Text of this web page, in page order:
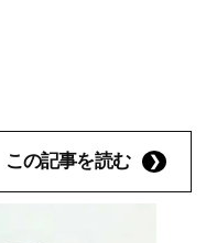
この記事を読む